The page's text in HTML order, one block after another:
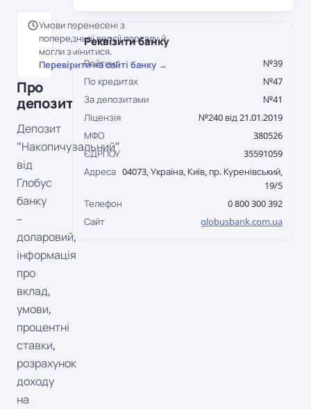
Умови перенесені з
попередньої версії порталу й
могли змінитися.
Перевірити на сайті банку →
Про
депозит
Депозит
"Накопичувальний"
від
Глобус
банку
–
доларовий,
інформація
про
вклад,
умови,
процентні
ставки,
розрахунок
доходу
на
Реквізити банку
Рейтинг
№39
По кредитах
№47
За депозитами
№41
Ліцензія
№240 від 21.01.2019
МФО
380526
ЄДРПОУ
35591059
Адреса 04073, Україна, Київ, пр. Куренівський,
19/5
Телефон
0 800 300 392
Сайт
globusbank.com.ua